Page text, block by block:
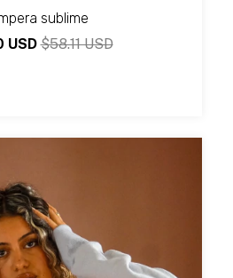
sublime
USD$58.11 USD